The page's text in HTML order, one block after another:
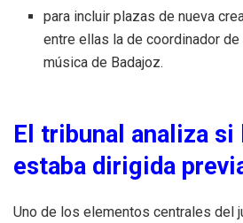
para incluir plazas de nueva
entre ellas la de coordinador
música de Badajoz.
El tribunal analiza si
estaba dirigida
Uno de los elementos centrales del